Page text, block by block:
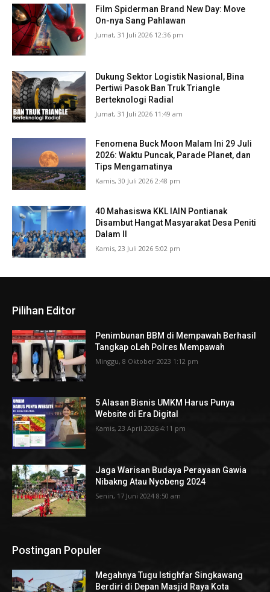
Film Spiderman Brand New Day: Move
On-nya Sang Pahlawan
Jumat, 31 Juli 2026 12:36 pm
Dukung Sektor Logistik Nasional, Bina
Pertiwi Pasok Ban Truk Triangle
Berteknologi Radial
Jumat, 31 Juli 2026 11:49 am
Fenomena Buck Moon Malam Ini 29 Juli
2026: Waktu Puncak, Parade Planet, dan
Tips Mengamatinya
Kamis, 30 Juli 2026 2:48 pm
40 Mahasiswa KKL IAIN Pontianak
Disambut Hangat Masyarakat Desa Peniti
Dalam II
Kamis, 23 Juli 2026 5:02 pm
Pilihan Editor
Penimbunan BBM di Mempawah Berhasil
Tangkap oLeh Polres Mempawah
Minggu, 8 Oktober 2023 1:12 pm
5 Alasan Bisnis UMKM Harus Punya
Website di Era Digital
Kamis, 23 April 2026 4:11 pm
Jaga Warisan Budaya Perayaan Gawia
Nibakng Atau Nyobeng 2024
Senin, 17 Juni 2024 8:50 am
Postingan Populer
Megahnya Tugu Istighfar Singkawang
Berdiri di Depan Masjid Raya Kota